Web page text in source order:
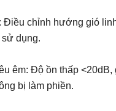
Điều chỉnh hướng gió
sử dụng.
êm: Độ ồn thấp <20dB,
bị làm phiền.